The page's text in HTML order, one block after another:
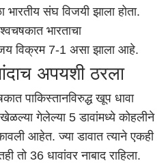
संघ विजयी झाला होता.
भारताचा
विक्रम 7-1 असा झाला आहे.
अपयशी ठरला
पाकिस्तानविरुद्ध खूप धावा
खेळल्या गेलेल्या 5 डावांमध्ये कोहलीने
आहेत. ज्या डावात त्याने एकही
तो 36 धावांवर नाबाद राहिला.